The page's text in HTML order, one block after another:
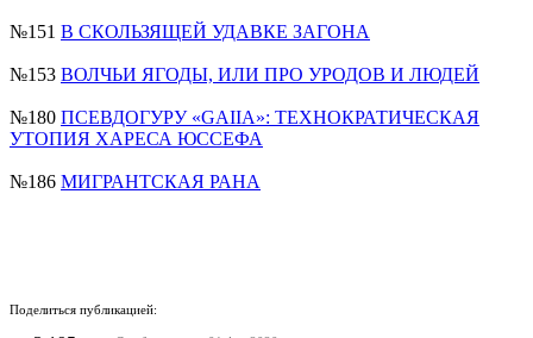
№151 В СКОЛЬЗЯЩЕЙ УДАВКЕ ЗАГОНА
№153 ВОЛЧЬИ ЯГОДЫ, ИЛИ ПРО УРОДОВ И ЛЮДЕЙ
№180 ПСЕВДОГУРУ «GAIIA»: ТЕХНОКРАТИЧЕСКАЯ
УТОПИЯ ХАРЕСА ЮССЕФА
№186 МИГРАНТСКАЯ РАНА
Поделиться публикацией: